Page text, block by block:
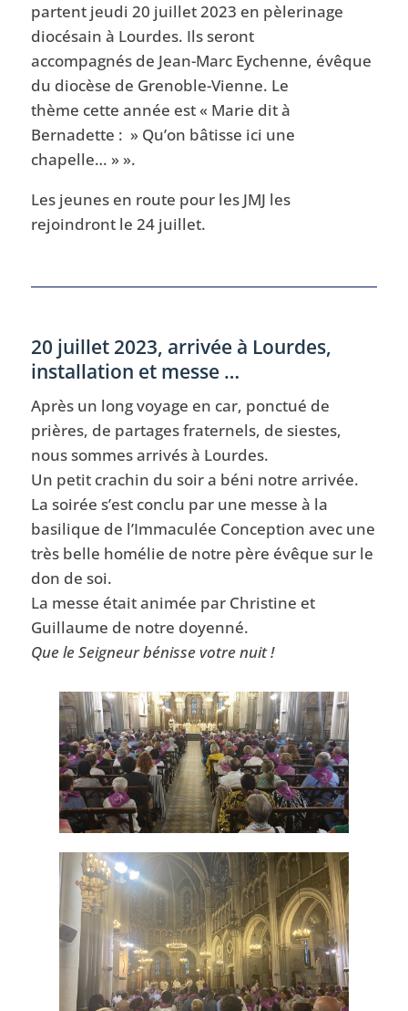
partent jeudi 20 juillet 2023 en pèlerinage
diocésain à Lourdes. Ils seront
accompagnés de Jean-Marc Eychenne, évêque
du diocèse de Grenoble-Vienne. Le
thème cette année est « Marie dit à
Bernadette : » Qu’on bâtisse ici une
chapelle… » ».
Les jeunes en route pour les JMJ les
rejoindront le 24 juillet.
20 juillet 2023, arrivée à Lourdes,
installation et messe …
Après un long voyage en car, ponctué de
prières, de partages fraternels, de siestes,
nous sommes arrivés à Lourdes.
Un petit crachin du soir a béni notre arrivée.
La soirée s’est conclu par une messe à la
basilique de l’Immaculée Conception avec une
très belle homélie de notre père évêque sur le
don de soi.
La messe était animée par Christine et
Guillaume de notre doyenné.
Que le Seigneur bénisse votre nuit !